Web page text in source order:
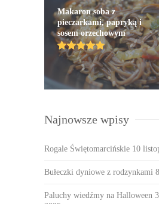
Makaron soba z
pieczarkami, papryką i
sosem orzechowym
Najnowsze wpisy
Rogale Świętomarcińskie 10
Bułeczki dyniowe z rodzynkami
Paluchy wiedźmy na Halloween